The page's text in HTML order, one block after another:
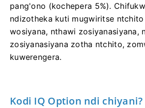
pang'ono (kochepera 5%).
ndizotheka kuti mugwiritse ntchito
wosiyana, nthawi zosiyanasiyana,
zosiyanasiyana zotha ntchito,
kuwerengera.
Kodi IQ Option ndi chiyani?